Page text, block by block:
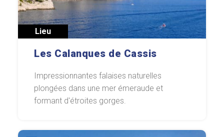
Lieu
Les Calanques de Cassis
Impressionnantes falaises naturelles
plongées dans une mer émeraude et
formant d'étroites gorges.